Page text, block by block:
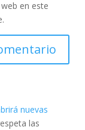
en este
nuevas
las